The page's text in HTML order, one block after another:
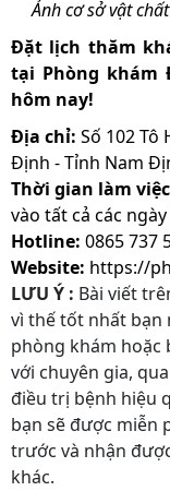
Ảnh cơ sở vật
Đặt lịch thăm
tại Phòng khám
hôm nay!
Địa chỉ: Số 102 Tô
Định - Tỉnh Nam
Thời gian làm
vào tất cả các
Hotline: 0865 737
Website: https://
LƯU Ý : Bài viết
vì thế tốt nhất bạn
phòng khám hoặc
với chuyên gia,
điều trị bệnh hiệu
bạn sẽ được miễn
trước và nhận
khác.